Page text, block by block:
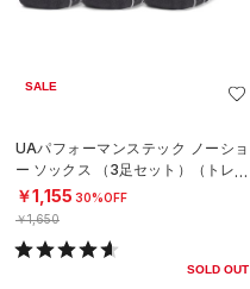
SALE
UAパフォーマンステック ノーショ
ー ソックス （3足セット）（トレー
ニング/UNISEX）
￥1,155 30%OFF
￥1,650
SOLD OUT